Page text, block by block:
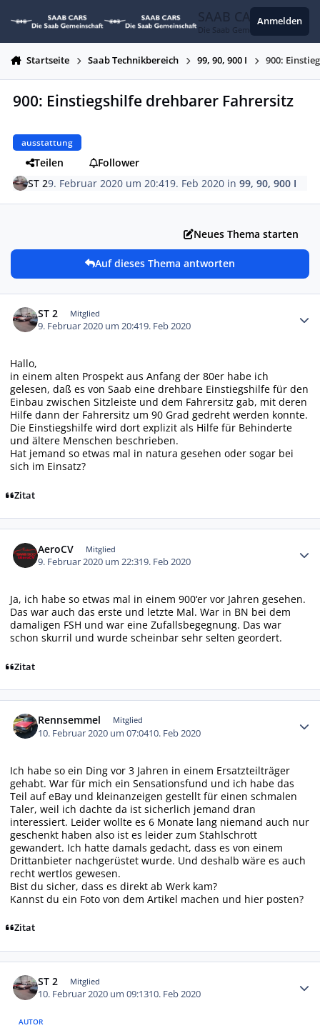
SAAB CARS
Die Saab Gemeinschaft
Anmelden
Startseite Saab Technikbereich 99, 90, 900 I 900:
900: Einstiegshilfe drehbarer Fahrersitz
ausstattung
Teilen
Follower
ST 29. Februar 2020 um 20:419. Feb 2020 in99, 90, 900 I
Neues Thema starten
Auf dieses Thema antworten
ST 2 Mitglied
9. Februar 2020 um 20:419. Feb 2020
Hallo,
in einem alten Prospekt aus Anfang der 80er habe ich
gelesen, daß es von Saab eine drehbare Einstiegshilfe für den
Einbau zwischen Sitzleiste und dem Fahrersitz gab, mit deren
Hilfe dann der Fahrersitz um 90 Grad gedreht werden konnte.
Die Einstiegshilfe wird dort explizit als Hilfe für Behinderte
und ältere Menschen beschrieben.
Hat jemand so etwas mal in natura gesehen oder sogar bei
sich im Einsatz?
Zitat
AeroCV Mitglied
9. Februar 2020 um 22:319. Feb 2020
Ja, ich habe so etwas mal in einem 900‘er vor Jahren gesehen.
Das war auch das erste und letzte Mal. War in BN bei dem
damaligen FSH und war eine Zufallsbegegnung. Das war
schon skurril und wurde scheinbar sehr selten geordert.
Zitat
Rennsemmel Mitglied
10. Februar 2020 um 07:0410. Feb 2020
Ich habe so ein Ding vor 3 Jahren in einem Ersatzteilträger
gehabt. War für mich ein Sensationsfund und ich habe das
Teil auf eBay und kleinanzeigen gestellt für einen schmalen
Taler, weil ich dachte da ist sicherlich jemand dran
interessiert. Leider wollte es 6 Monate lang niemand auch nur
geschenkt haben also ist es leider zum Stahlschrott
gewandert. Ich hatte damals gedacht, dass es von einem
Drittanbieter nachgerüstet wurde. Und deshalb wäre es auch
recht wertlos gewesen.
Bist du sicher, dass es direkt ab Werk kam?
Kannst du ein Foto von dem Artikel machen und hier posten?
Zitat
ST 2 Mitglied
10. Februar 2020 um 09:1310. Feb 2020
AUTOR